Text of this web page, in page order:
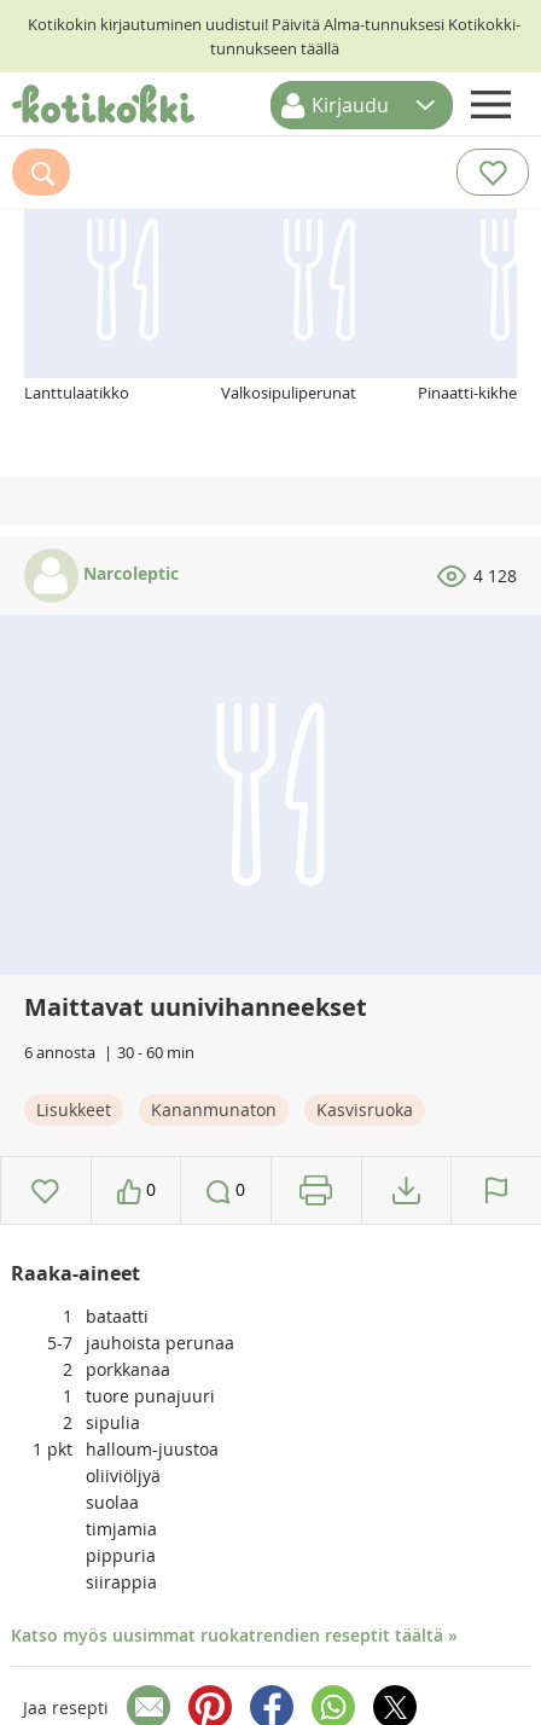
Kotikokin kirjautuminen uudistui! Päivitä Alma-tunnuksesi Kotikokki-
tunnukseen täällä
ETUSIVU
RESEPTIHAKU
Kirjaudu
Suosittelemme myös
Lanttulaatikko Valkosipuliperunat Pinaatti-
Narcoleptic 4 128
Maittavat uunivihanneekset
6 annosta 30 - 60 min
Lisukkeet Kananmunaton Kasvisruoka
0 0
Raaka-aineet
1
bataatti
5-7
jauhoista perunaa
2
porkkanaa
1
tuore punajuuri
2 sipulia
1 pkt
halloum-juustoa
oliiviöljyä
suolaa
timjamia
pippuria
siirappia
Katso myös uusimmat ruokatrendien reseptit täältä »
Jaa resepti